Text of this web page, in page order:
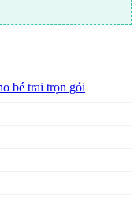
bé trai trọn gói